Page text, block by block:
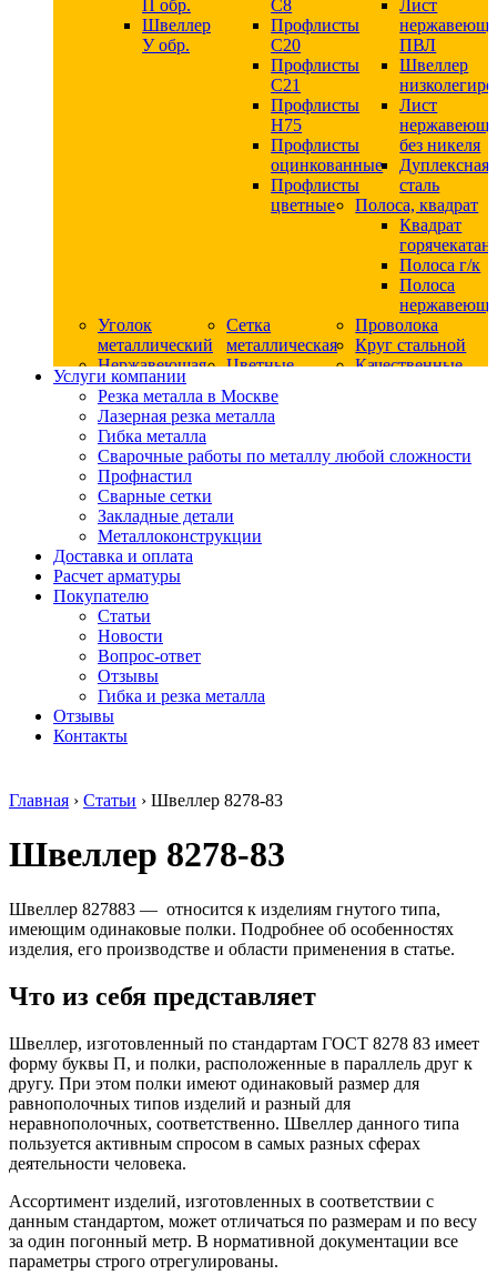
П обр.
Швеллер
У обр.
С8
Профлисты
С20
Профлисты
C21
Профлисты
Н75
Профлисты
оцинкованные
Профлисты
цветные
Лист
ПВЛ
Швеллер
Лист
без никеля
Дуплексная
сталь
Полоса, квадрат
Квадрат
Полоса г/к
Полоса
Уголок
металлический
Сетка
металлическая
Проволока
Круг стальной
Нержавеющая
сталь
Квадрат
нержавеющий
никельсодержащий
Круг
нержавеющий
безникелевый
жаропрочный
Круг
нержавеющий
никельсодержащий
Шестигранник
нержавеющий
никельсодержащий
Шестигранник
нержавеющий
безникелевый
Трубы
электросварные
AISI
Трубы
нержавеющие
электросварные
AISI
Трубы
электросварные
AISI
Трубы
нержавеющие
перфорированные
Трубы
нержавеющие
Цветные
Шестигранник
дюралевый
дюралевый
Общестроительный
алюминиевый
Плита
Профиль
алюминиевый
(вентиляционный)
Тавр
Труба
Уголок
алюминиевый
Фольга
алюминиевая
Чушка
алюминиевая
Шина
алюминиевая
Шестигранник
латунный
Качественные
Переходы
стальные
Трубы
Заглушки
стальные
Тройники
Хомуты
стальные
шпилька
Опоры
стальные
Услуги компании
Резка металла в Москве
Лазерная резка металла
Гибка металла
Сварочные работы по металлу любой сложности
Профнастил
Сварные сетки
Закладные детали
Металлоконструкции
Доставка и оплата
Расчет арматуры
Покупателю
Статьи
Новости
Вопрос-ответ
Отзывы
Гибка и резка металла
Отзывы
Контакты
Главная › Статьи › Швеллер 8278-83
Швеллер 8278-83
Швеллер 827883 — относится к изделиям гнутого типа,
имеющим одинаковые полки. Подробнее об особенностях
изделия, его производстве и области применения в статье.
Что из себя представляет
Швеллер, изготовленный по стандартам ГОСТ 8278 83 имеет
форму буквы П, и полки, расположенные в параллель друг к
другу. При этом полки имеют одинаковый размер для
равнополочных типов изделий и разный для
неравнополочных, соответственно. Швеллер данного типа
пользуется активным спросом в самых разных сферах
деятельности человека.
Ассортимент изделий, изготовленных в соответствии с
данным стандартом, может отличаться по размерам и по весу
за один погонный метр. В нормативной документации все
параметры строго отрегулированы.